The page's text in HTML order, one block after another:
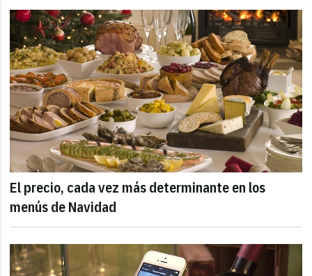
El precio, cada vez más determinante en los
menús de Navidad